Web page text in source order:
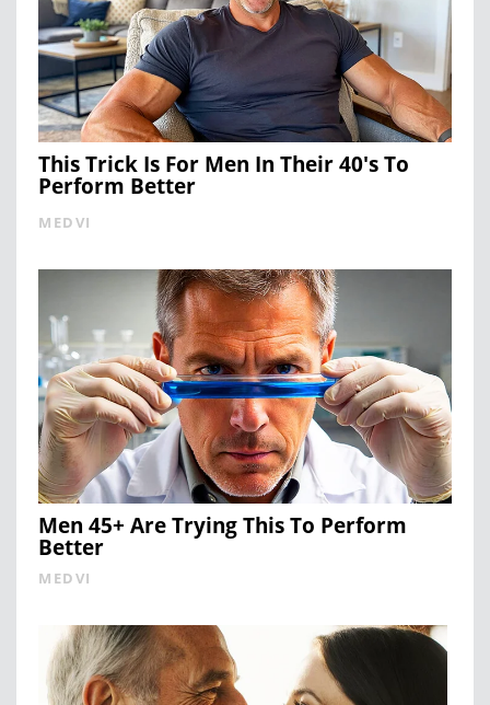
This Trick Is For Men In Their 40's To
Perform Better
MEDVI
Men 45+ Are Trying This To Perform
Better
MEDVI